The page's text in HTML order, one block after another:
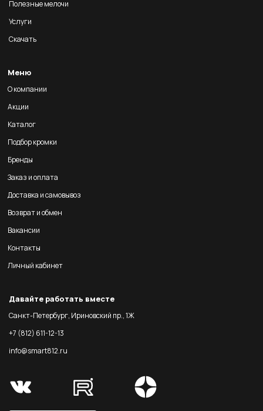
Полезные мелочи
Услуги
Скачать
Меню
О компании
Акции
Каталог
Подбор кромки
Бренды
Заказ и оплата
Доставка и самовывоз
Возврат и обмен
Вакансии
Контакты
Личный кабинет
Давайте работать вместе
Санкт-Петербург, Ириновский пр., 1Ж
+7 (812) 611-12-13
info@smart812.ru